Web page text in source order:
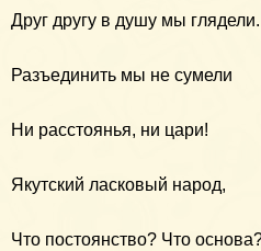
Друг другу в душу мы глядели.
Разъединить мы не сумели
Ни расстоянья, ни цари!
Якутский ласковый народ,
Что постоянство? Что